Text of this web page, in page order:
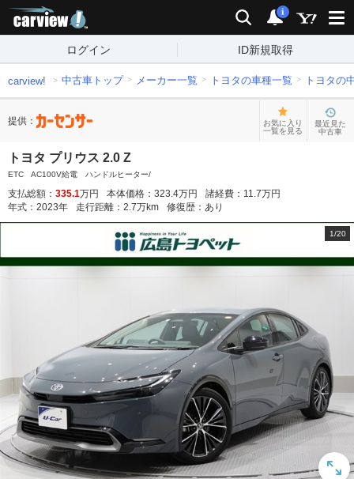
検索 通知
i
ログイン ID新規取得
carview! 中古車トップ メーカー一覧 トヨタの車種一覧 トヨタの
提供：
お気に入り
一覧を見る
最近見た
中古車
トヨタ プリウス 2.0 Z
ETC AC100V給電 ハンドルヒーター/
支払総額： 335.1万円 本体価格： 323.4万円 諸経費： 11.7万円
年式： 2023年 走行距離： 2.7万km 修復歴： あり
1/20